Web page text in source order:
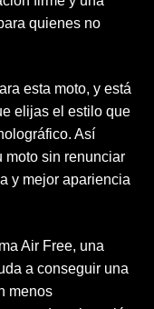
quienes no
esta moto, y está
elijas el estilo que
Así
moto sin renunciar
y mejor apariencia
Air Free, una
a conseguir una
menos